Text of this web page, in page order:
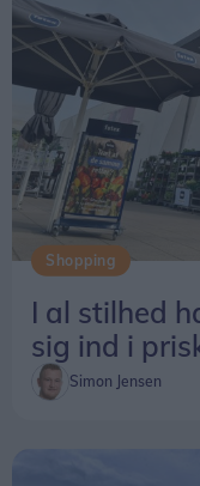
Shopping
I al stilhed
sig ind i
Simon Jensen